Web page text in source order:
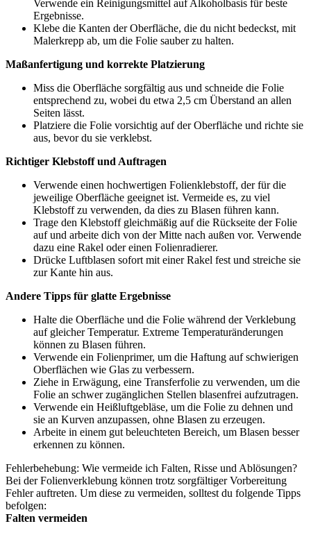
Verwende ein Reinigungsmittel auf Alkoholbasis für beste
Ergebnisse.
Klebe die Kanten der Oberfläche, die du nicht bedeckst, mit
Malerkrepp ab, um die Folie sauber zu halten.
Maßanfertigung und korrekte Platzierung
Miss die Oberfläche sorgfältig aus und schneide die Folie
entsprechend zu, wobei du etwa 2,5 cm Überstand an allen
Seiten lässt.
Platziere die Folie vorsichtig auf der Oberfläche und richte sie
aus, bevor du sie verklebst.
Richtiger Klebstoff und Auftragen
Verwende einen hochwertigen Folienklebstoff, der für die
jeweilige Oberfläche geeignet ist. Vermeide es, zu viel
Klebstoff zu verwenden, da dies zu Blasen führen kann.
Trage den Klebstoff gleichmäßig auf die Rückseite der Folie
auf und arbeite dich von der Mitte nach außen vor. Verwende
dazu eine Rakel oder einen Folienradierer.
Drücke Luftblasen sofort mit einer Rakel fest und streiche sie
zur Kante hin aus.
Andere Tipps für glatte Ergebnisse
Halte die Oberfläche und die Folie während der Verklebung
auf gleicher Temperatur. Extreme Temperaturänderungen
können zu Blasen führen.
Verwende ein Folienprimer, um die Haftung auf schwierigen
Oberflächen wie Glas zu verbessern.
Ziehe in Erwägung, eine Transferfolie zu verwenden, um die
Folie an schwer zugänglichen Stellen blasenfrei aufzutragen.
Verwende ein Heißluftgebläse, um die Folie zu dehnen und
sie an Kurven anzupassen, ohne Blasen zu erzeugen.
Arbeite in einem gut beleuchteten Bereich, um Blasen besser
erkennen zu können.
Fehlerbehebung: Wie vermeide ich Falten, Risse und Ablösungen?
Bei der Folienverklebung können trotz sorgfältiger Vorbereitung
Fehler auftreten. Um diese zu vermeiden, solltest du folgende Tipps
befolgen:
Falten vermeiden